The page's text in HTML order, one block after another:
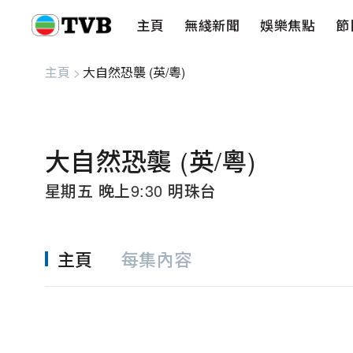
主頁 無綫新聞 娛樂焦點
無綫新聞 娛樂焦點 節目重溫 健康生活愛心基金藝人串流
主頁 > 大自然恐襲 (英/粵)
大自然恐襲 (英/粵)
星期五 晚上9:30 明珠台
主頁 每集內容